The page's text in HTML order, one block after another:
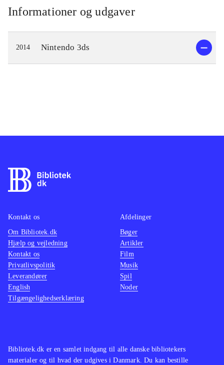
Informationer og udgaver
2014 Nintendo 3ds
Bibliotek.dk er en samlet indgang til alle danske bibliotekers
materialer og til hvad der udgives i Danmark. Du kan bestille
Kontakt os
Om Bibliotek.dk
Hjælp og vejledning
Kontakt os
Privatlivspolitik
Leverandører
English
Tilgængelighedserklæring
Afdelinger
Bøger
Artikler
Film
Musik
Spil
Noder